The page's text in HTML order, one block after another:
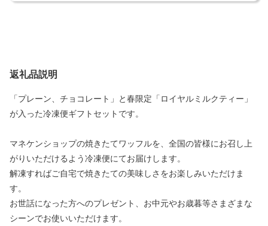
返礼品説明
「プレーン、チョコレート」と春限定「ロイヤルミルクティー」
が入った冷凍便ギフトセットです。
マネケンショップの焼きたてワッフルを、全国の皆様にお召し上
がりいただけるよう冷凍便にてお届けします。
解凍すればご自宅で焼きたての美味しさをお楽しみいただけま
す。
お世話になった方へのプレゼント、お中元やお歳暮等さまざまな
シーンでお使いいただけます。